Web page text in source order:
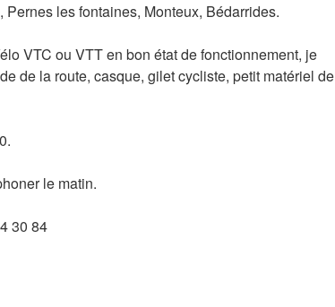
les fontaines, Monteux, Bédarrides.
VTC ou VTT en bon état de fonctionnement, je
de la route, casque, gilet cycliste, petit matériel de
le matin.
30 84